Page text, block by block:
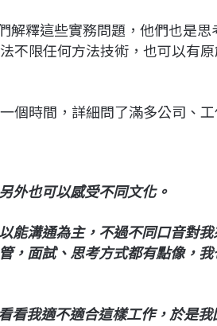
釋這些實務問題，他們也是思
不限任何方法技術，也可以有
個時間，詳細問了滿多公司、工
外也可以感受不同文化。
能溝通為主，不過不同口音對
，面試、思考方式都有點像，
看我適不適合這樣工作，於是我